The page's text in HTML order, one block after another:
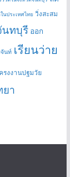
นประเทศไทย วิ่งสะสม
ทบุรี ออก
จันท์ เรียนว่าย
รงงานปฐมวัย
า